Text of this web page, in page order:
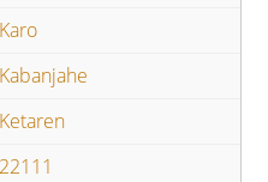
Karo
Kabanjahe
Ketaren
22111